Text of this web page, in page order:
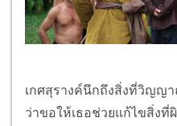
เกศสุรางค์นึกถึงสิ่งที่วิญญ
ว่าขอให้เธอช่วยแก้ไขสิ่งที่